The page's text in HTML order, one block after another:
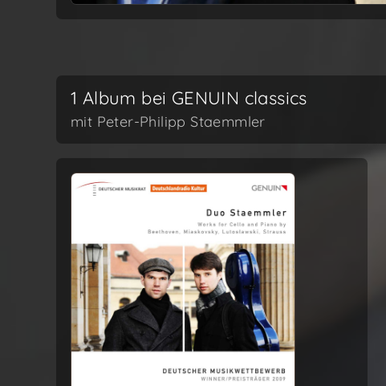
1 Album bei GENUIN classics
mit Peter-Philipp Staemmler